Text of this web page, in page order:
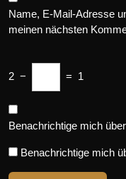
Name, E-Mail-Adresse
meinen nächsten
2 − = 1
Benachrichtige mich
Benachrichtige mich